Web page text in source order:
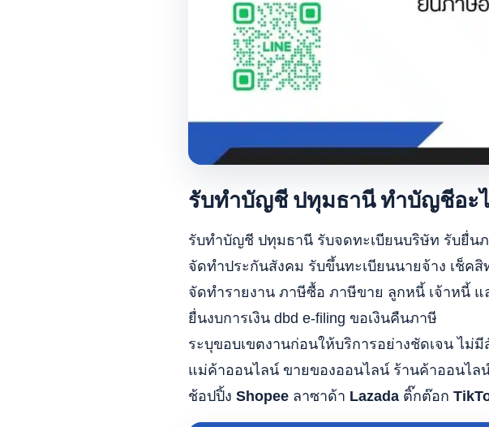
รับทำบัญชี ปทุมธานี ทำบัญชีอะ
รับทำบัญชี ปทุมธานี รับจดทะเบียนบริษัท รับยื่น
จัดทำประกันสังคม รับขึ้นทะเบียนนายจ้าง เช็ค
จัดทำรายงาน ภาษีซื้อ ภาษีขาย ลูกหนี้ เจ้าหนี้ แ
ยื่นงบการเงิน dbd e-filing ขอเงินคืนภาษี
ระบุขอบเขตงานก่อนให้บริการอย่างชัดเจน ไม่
แม่ค้าออนไลน์ ขายของออนไลน์ ร้านค้าออนไล
ช้อปปิ้ง Shopee ลาซาด้า Lazada ติ๊กต๊อก